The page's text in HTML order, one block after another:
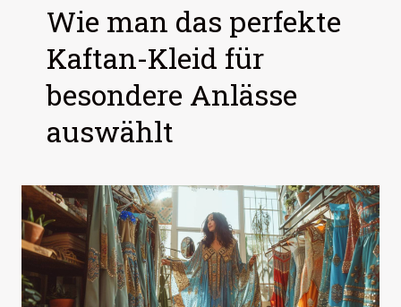
Wie man das perfekte
Kaftan-Kleid für
besondere Anlässe
auswählt